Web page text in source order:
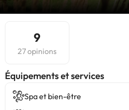
9
27 opinions
​Équipements et services
Spa et bien-être